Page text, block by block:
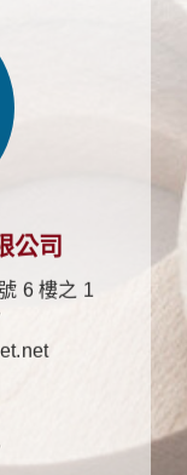
公司
6 樓之 1